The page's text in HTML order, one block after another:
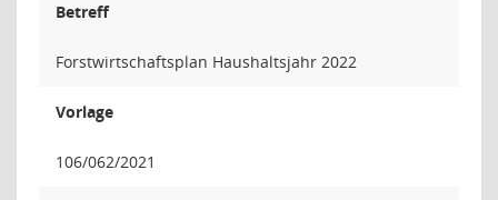
Betreff
Forstwirtschaftsplan Haushaltsjahr 2022
Vorlage
106/062/2021